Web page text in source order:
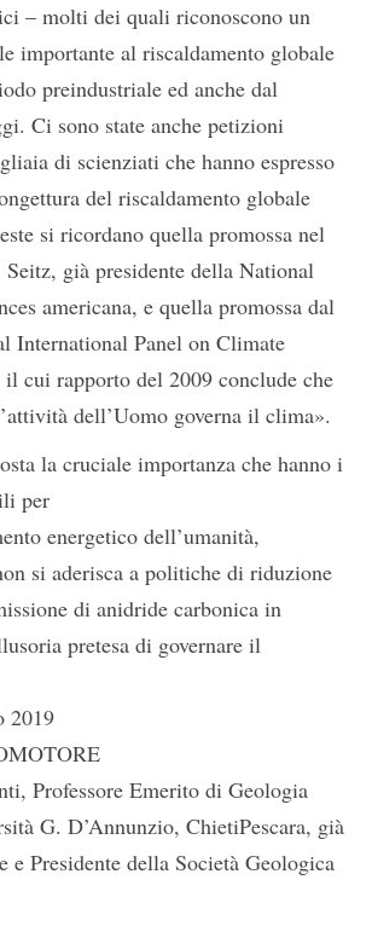
– molti dei quali riconoscono un
importante al riscaldamento globale
preindustriale ed anche dal
Ci sono state anche petizioni
di scienziati che hanno espresso
del riscaldamento globale
si ricordano quella promossa nel
già presidente della National
americana, e quella promossa dal
International Panel on Climate
cui rapporto del 2009 conclude che
dell’Uomo governa il clima».
la cruciale importanza che hanno i
per
energetico dell’umanità,
si aderisca a politiche di riduzione
di anidride carbonica in
pretesa di governare il
2019
Professore Emerito di Geologia
G. D’Annunzio, ChietiPescara, già
e Presidente della Società Geologica